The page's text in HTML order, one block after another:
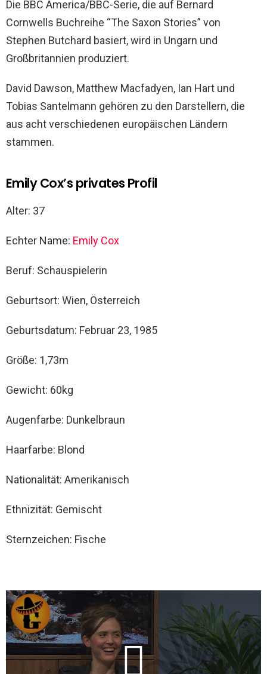
Die BBC America/BBC-Serie, die auf Bernard
Cornwells Buchreihe “The Saxon Stories” von
Stephen Butchard basiert, wird in Ungarn und
Großbritannien produziert.
David Dawson, Matthew Macfadyen, Ian Hart und
Tobias Santelmann gehören zu den Darstellern, die
aus acht verschiedenen europäischen Ländern
stammen.
Emily Cox’s privates Profil
Alter: 37
Echter Name: Emily Cox
Beruf: Schauspielerin
Geburtsort: Wien, Österreich
Geburtsdatum: Februar 23, 1985
Größe: 1,73m
Gewicht: 60kg
Augenfarbe: Dunkelbraun
Haarfarbe: Blond
Nationalität: Amerikanisch
Ethnizität: Gemischt
Sternzeichen: Fische